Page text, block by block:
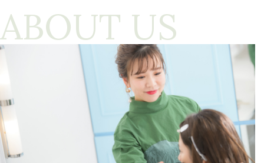
ABOUT US